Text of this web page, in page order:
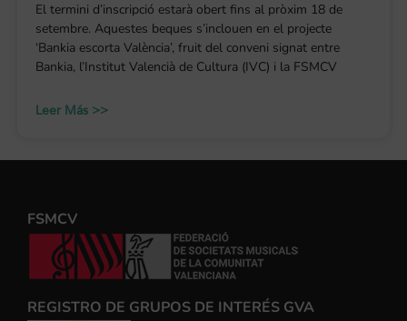
El termini d’inscripció estarà obert fins al pròxim 18 de
setembre. Aquestes beques s’inclouen en el projecte
‘Bankia escorta València’, fruit del conveni signat entre
Bankia, l’Institut Valencià de Cultura (IVC) i la FSMCV
Leer Más >>
FSMCV
REGISTRO DE GRUPOS DE INTERÉS GVA